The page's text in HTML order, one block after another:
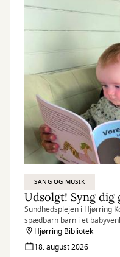
SANG OG MUSIK
Sundhedsplejen i Hjørring
spædbarn barn i et
Hjørring Bibliotek
18. august 2026